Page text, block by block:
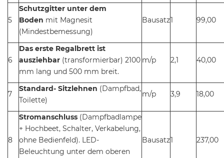
5
Schutzgitter unter dem
Boden mit Magnesit
(Mindestbemessung)
Bausatz1 99,00
6
Das erste Regalbrett ist
ausziehbar (transformierbar) 2100
mm lang und 500 mm breit.
m/p 2,1 40,00
7
Standard- Sitzlehnen (Dampfbad,
Toilette)
m/p 3,9 18,00
8
Stromanschluss (Dampfbadlampe
+ Hochbeet, Schalter, Verkabelung,
ohne Bedienfeld). LED-
Beleuchtung unter dem oberen
Bausatz1 237,00